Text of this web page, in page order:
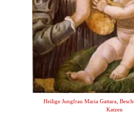
Heilige Jungfrau Maria Gattara,
Katzen